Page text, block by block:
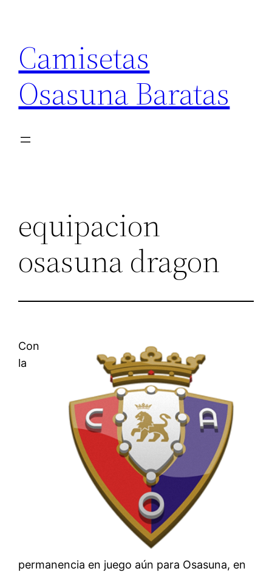
contenido
Camisetas
Osasuna Baratas
equipacion
osasuna dragon
Con
la
permanencia en juego aún para Osasuna, en